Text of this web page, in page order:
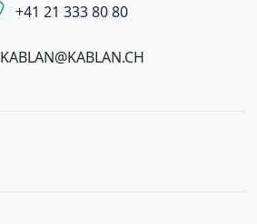
+41 21 333 80 80
KABLAN@KABLAN.CH